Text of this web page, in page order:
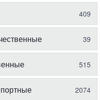
409
39
515
2074